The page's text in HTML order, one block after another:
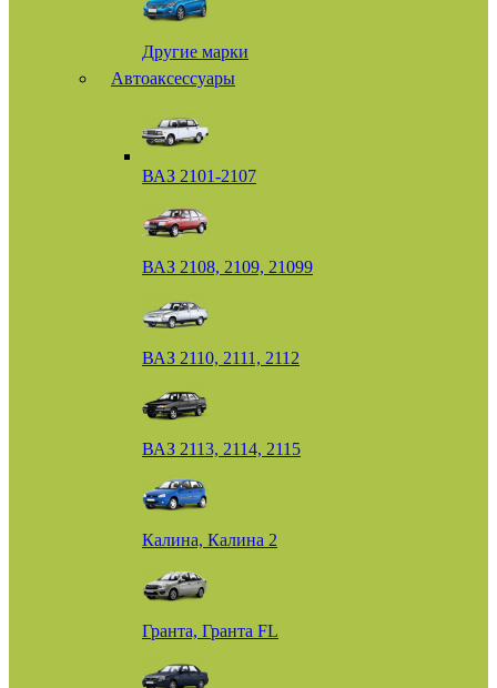
Другие марки
Автоаксессуары
ВАЗ 2101-2107
ВАЗ 2108, 2109, 21099
ВАЗ 2110, 2111, 2112
ВАЗ 2113, 2114, 2115
Калина, Калина 2
Гранта, Гранта FL